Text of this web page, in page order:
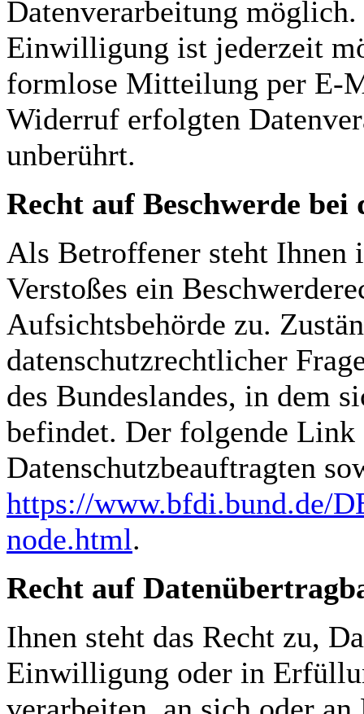
Datenverarbeitung
Einwilligung ist jederzeit
formlose Mitteilung per E-
Widerruf erfolgten
unberührt.
Recht auf Beschwerde
Als Betroffener steht Ihnen
Verstoßes ein
Aufsichtsbehörde zu.
datenschutzrechtlicher
des Bundeslandes, in dem
befindet. Der folgende
Datenschutzbeauftragten
https://www.bfdi.bund.de/
node.html.
Recht auf
Ihnen steht das Recht zu,
Einwilligung oder in